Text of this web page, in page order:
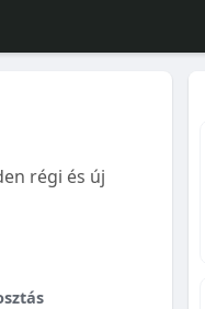
régi és új